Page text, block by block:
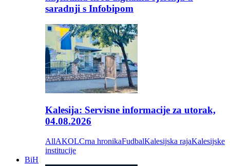
saradnji s Infobipom
Kalesija: Servisne informacije za utorak,
04.08.2026
AllAKOLCrna hronikaFudbalKalesijska rajaKalesijske
institucije
BiH